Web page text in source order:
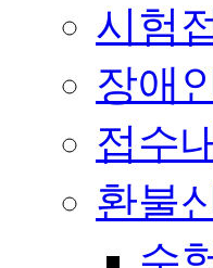
시험
장애
접수
환불